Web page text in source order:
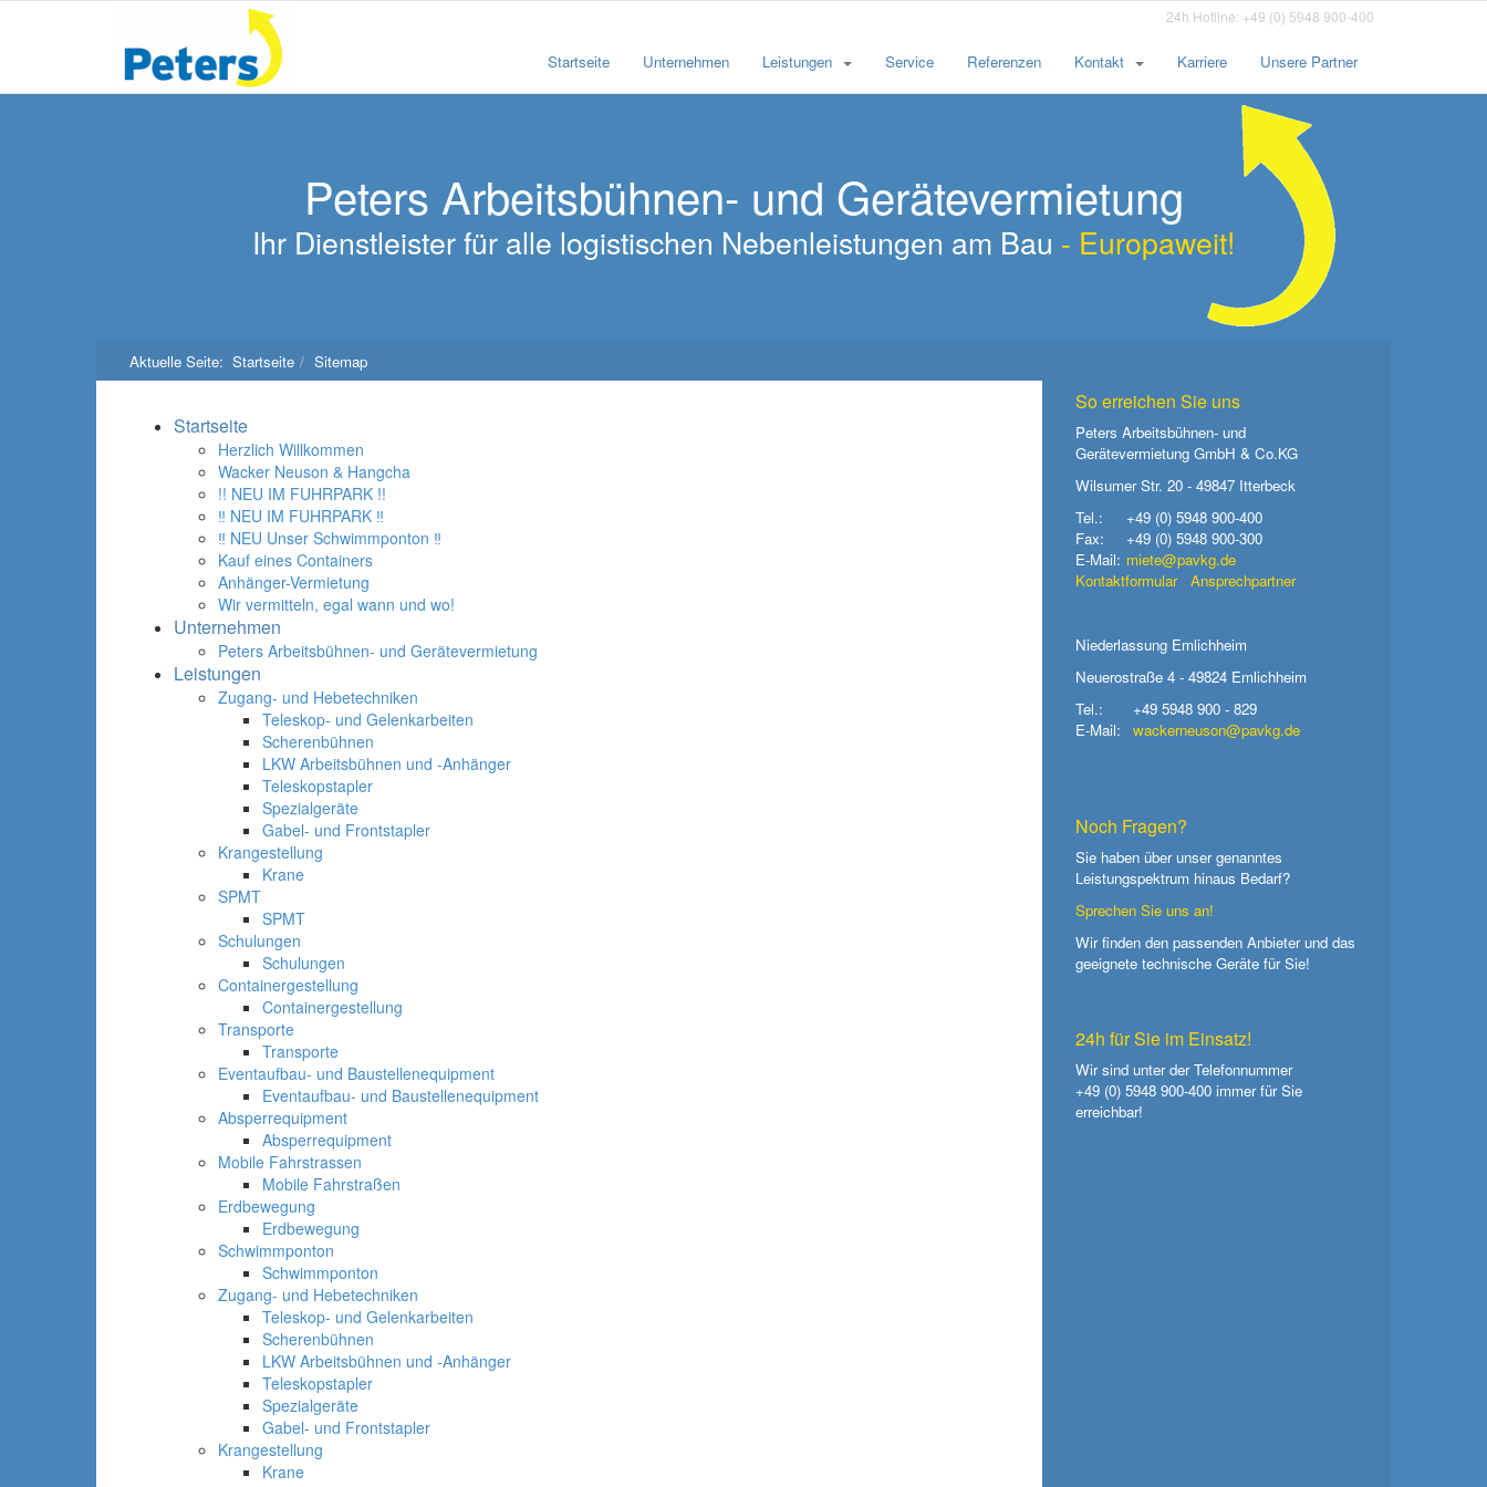
24h Hotline: +49 (0) 5948 900-400
Startseite Unternehmen Leistungen Service Referenzen Kontakt Karriere Unsere Partner
Peters Arbeitsbühnen- und Gerätevermietung
Ihr Dienstleister für alle logistischen Nebenleistungen am Bau - Europaweit!
Aktuelle Seite: Startseite Sitemap
Startseite
Herzlich Willkommen
Wacker Neuson & Hangcha
!! NEU IM FUHRPARK !!
‼ NEU IM FUHRPARK ‼
‼ NEU Unser Schwimmponton ‼
Kauf eines Containers
Anhänger-Vermietung
Wir vermitteln, egal wann und wo!
Unternehmen
Peters Arbeitsbühnen- und Gerätevermietung
Leistungen
Zugang- und Hebetechniken
Teleskop- und Gelenkarbeiten
Scherenbühnen
LKW Arbeitsbühnen und -Anhänger
Teleskopstapler
Spezialgeräte
Gabel- und Frontstapler
Krangestellung
Krane
SPMT
SPMT
Schulungen
Schulungen
Containergestellung
Containergestellung
Transporte
Transporte
Eventaufbau- und Baustellenequipment
Eventaufbau- und Baustellenequipment
Absperrequipment
Absperrequipment
Mobile Fahrstrassen
Mobile Fahrstraßen
Erdbewegung
Erdbewegung
Schwimmponton
Schwimmponton
Zugang- und Hebetechniken
Teleskop- und Gelenkarbeiten
Scherenbühnen
LKW Arbeitsbühnen und -Anhänger
Teleskopstapler
Spezialgeräte
Gabel- und Frontstapler
Krangestellung
Krane
So erreichen Sie uns
Peters Arbeitsbühnen- und
Gerätevermietung GmbH & Co.KG
Wilsumer Str. 20 - 49847 Itterbeck
Tel.:
+49 (0) 5948 900-400
Fax:
+49 (0) 5948 900-300
E-Mail: miete@pavkg.de
Kontaktformular
Ansprechpartner
Niederlassung Emlichheim
Neuerostraße 4 - 49824 Emlichheim
Tel.:
+49 5948 900 - 829
E-Mail:
wackerneuson@pavkg.de
Noch Fragen?
Sie haben über unser genanntes
Leistungspektrum hinaus Bedarf?
Sprechen Sie uns an!
Wir finden den passenden Anbieter und das
geeignete technische Geräte für Sie!
24h für Sie im Einsatz!
Wir sind unter der Telefonnummer
+49 (0) 5948 900-400 immer für Sie
erreichbar!